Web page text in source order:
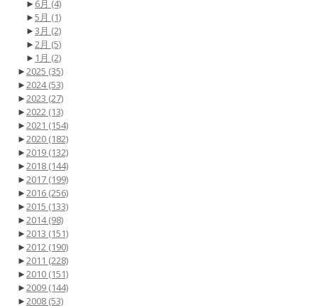
► 6月 (4)
►5月 (1)
►3月 (2)
►2月 (5)
► 1月 (2)
►2025 (35)
►2024(53)
►2023 (27)
►2022 (13)
►2021 (154)
►2020 (182)
►2019 (132)
►2018 (144)
►2017 (199)
►2016 (256)
►2015 (133)
►2014(98)
►2013 (151)
►2012 (190)
►2011 (228)
►2010 (151)
►2009 (144)
►2008 (53)